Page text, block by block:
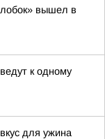
вышел в
к одному
для ужина